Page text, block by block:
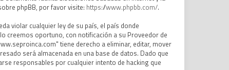
phpBB, por favor visite: https://www.phpbb.com/.
violar cualquier ley de su país, el país donde
creemos oportuno, con notificación a su Proveedor de
tiene derecho a eliminar, editar, mover
será almacenada en una base de datos. Dado que
responsables por cualquier intento de hacking que